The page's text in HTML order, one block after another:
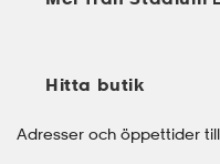
Hitta butik
Adresser och öppettider